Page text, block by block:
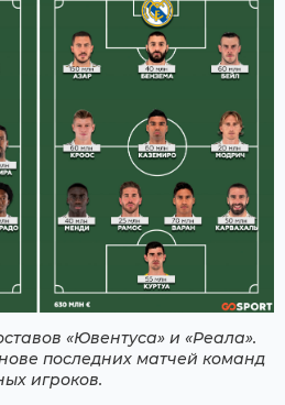
«Ювентуса» и «Реала».
последних матчей команд
игроков.